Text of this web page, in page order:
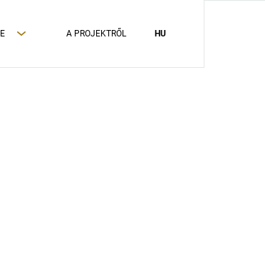
A PROJEKTRŐL HU
ADATVÉDELMI TÁJÉKOZTATÓ